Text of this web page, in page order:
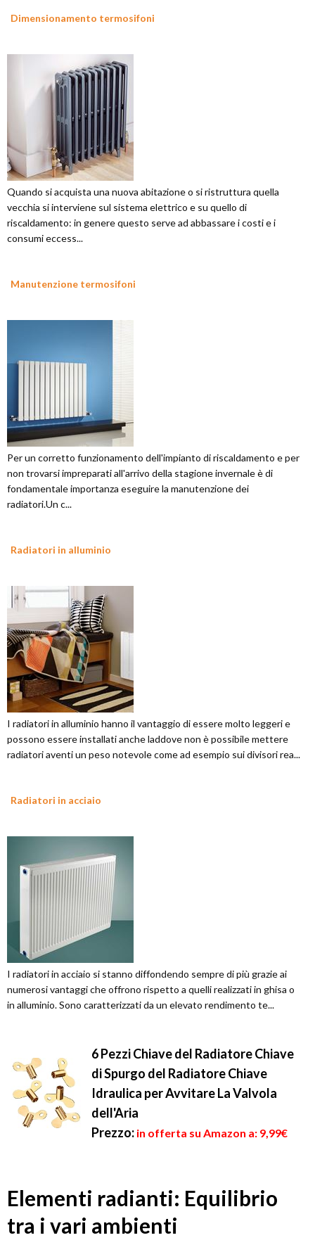
Dimensionamento termosifoni
Quando si acquista una nuova abitazione o si ristruttura quella
vecchia si interviene sul sistema elettrico e su quello di
riscaldamento: in genere questo serve ad abbassare i costi e i
consumi eccess...
Manutenzione termosifoni
Per un corretto funzionamento dell'impianto di riscaldamento e per
non trovarsi impreparati all'arrivo della stagione invernale è di
fondamentale importanza eseguire la manutenzione dei
radiatori.Un c...
Radiatori in alluminio
I radiatori in alluminio hanno il vantaggio di essere molto leggeri e
possono essere installati anche laddove non è possibile mettere
radiatori aventi un peso notevole come ad esempio sui divisori rea...
Radiatori in acciaio
I radiatori in acciaio si stanno diffondendo sempre di più grazie ai
numerosi vantaggi che offrono rispetto a quelli realizzati in ghisa o
in alluminio. Sono caratterizzati da un elevato rendimento te...
6 Pezzi Chiave del Radiatore Chiave
di Spurgo del Radiatore Chiave
Idraulica per Avvitare La Valvola
dell'Aria
Prezzo: in offerta su Amazon a: 9,99€
Elementi radianti: Equilibrio
tra i vari ambienti